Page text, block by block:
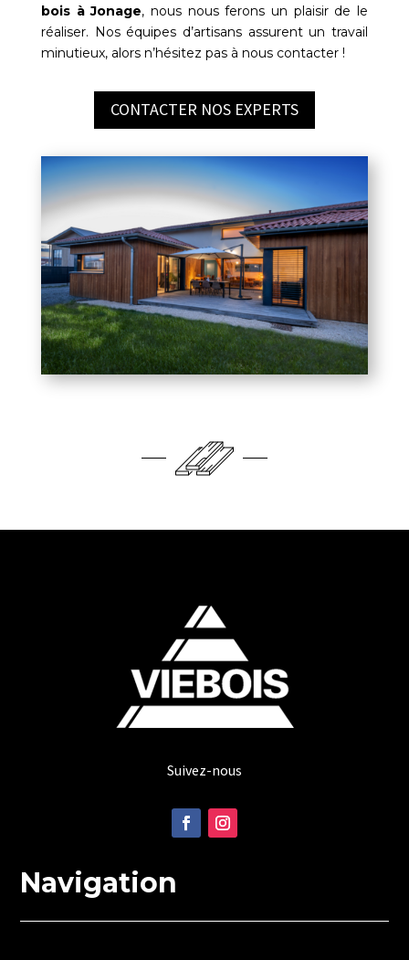
bois à Jonage, nous nous ferons un plaisir de le
réaliser. Nos équipes d’artisans assurent un travail
minutieux, alors n’hésitez pas à nous contacter !
CONTACTER NOS EXPERTS
Suivez-nous
Navigation